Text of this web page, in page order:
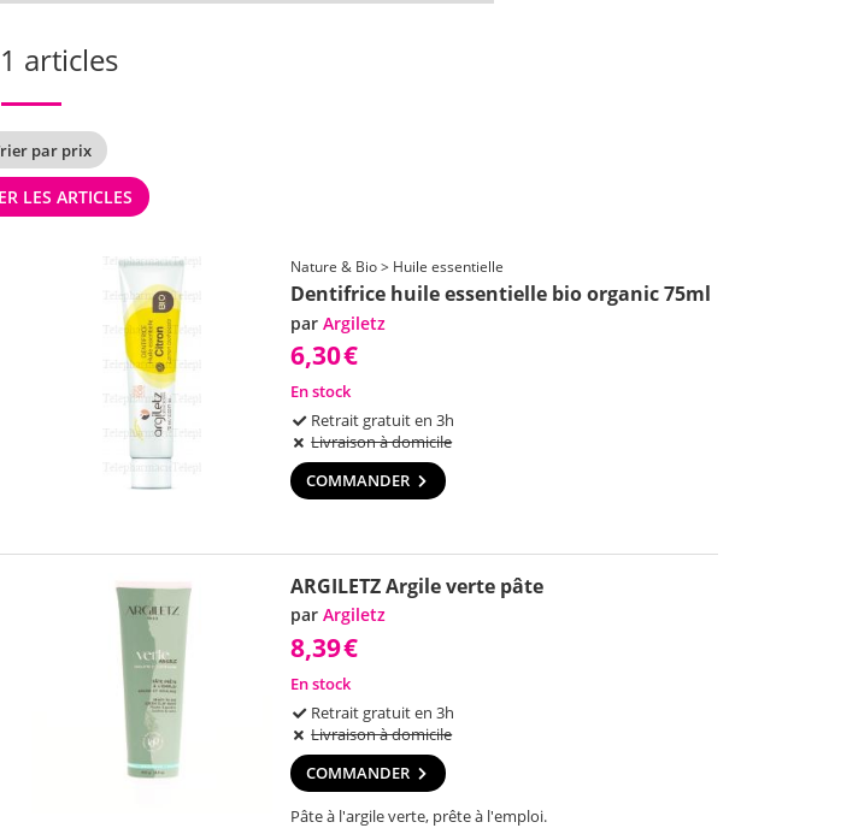
articles
par prix
LES ARTICLES
Nature & Bio > Huile essentielle
Dentifrice huile essentielle bio organic 75ml
par Argiletz
6,30€
En stock
Retrait gratuit en 3h
Livraison à domicile
COMMANDER
ARGILETZ Argile verte pâte
par Argiletz
8,39€
En stock
Retrait gratuit en 3h
Livraison à domicile
COMMANDER
Pâte à l'argile verte, prête à l'emploi.